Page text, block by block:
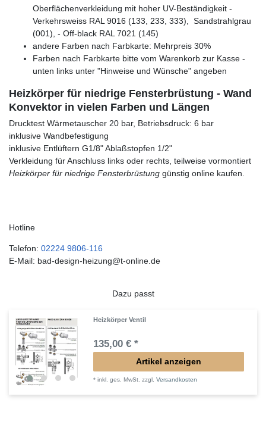
Oberflächenverkleidung mit hoher UV-Beständigkeit -
Verkehrsweiss RAL 9016 (133, 233, 333), Sandstrahlgrau
(001), - Off-black RAL 7021 (145)
andere Farben nach Farbkarte: Mehrpreis 30%
Farben nach Farbkarte bitte vom Warenkorb zur Kasse -
unten links unter "Hinweise und Wünsche" angeben
Heizkörper für niedrige Fensterbrüstung - Wand
Konvektor in vielen Farben und Längen
Drucktest Wärmetauscher 20 bar, Betriebsdruck: 6 bar
inklusive Wandbefestigung
inklusive Entlüftern G1/8" Ablaßstopfen 1/2"
Verkleidung für Anschluss links oder rechts, teilweise vormontiert
Heizkörper für niedrige Fensterbrüstung günstig online kaufen.
Hotline
Telefon: 02224 9806-116
E-Mail: bad-design-heizung@t-online.de
Dazu passt
Heizkörper Ventil
135,00 € *
Artikel anzeigen
*inkl. ges. MwSt. zzgl.Versandkosten